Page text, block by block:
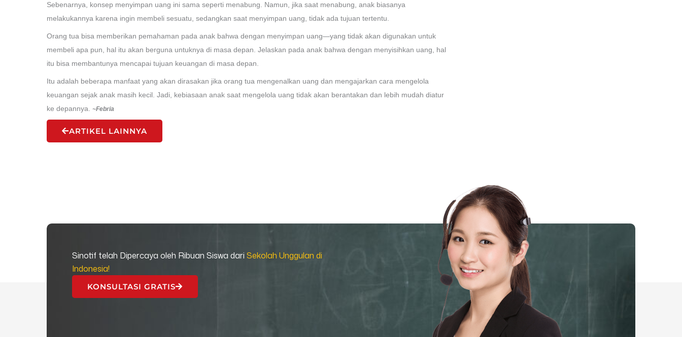
Sebenarnya, konsep menyimpan uang ini sama seperti menabung. Namun, jika saat menabung, anak biasanya
melakukannya karena ingin membeli sesuatu, sedangkan saat menyimpan uang, tidak ada tujuan tertentu.
Orang tua bisa memberikan pemahaman pada anak bahwa dengan menyimpan uang—yang tidak akan digunakan untuk
membeli apa pun, hal itu akan berguna untuknya di masa depan. Jelaskan pada anak bahwa dengan menyisihkan uang, hal
itu bisa membantunya mencapai tujuan keuangan di masa depan.
Itu adalah beberapa manfaat yang akan dirasakan jika orang tua mengenalkan uang dan mengajarkan cara mengelola
keuangan sejak anak masih kecil. Jadi, kebiasaan anak saat mengelola uang tidak akan berantakan dan lebih mudah diatur
ke depannya. ~Febria
ARTIKEL LAINNYA
Sinotif telah Dipercaya oleh Ribuan Siswa dari Sekolah Unggulan di
Indonesia!
KONSULTASI GRATIS